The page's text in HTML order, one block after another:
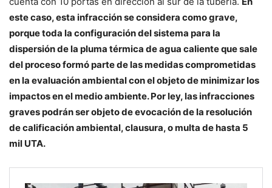
este caso, esta infracción se considera como grave,
porque toda la configuración del sistema para la
dispersión de la pluma térmica de agua caliente que sale
del proceso formó parte de las medidas comprometidas
en la evaluación ambiental con el objeto de minimizar los
impactos en el medio ambiente. Por ley, las infracciones
graves podrán ser objeto de evocación de la resolución
de calificación ambiental, clausura, o multa de hasta 5
mil UTA.